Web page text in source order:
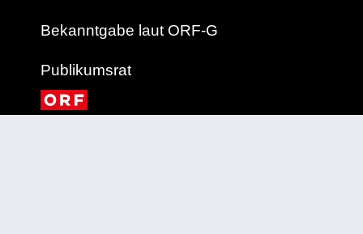
Bekanntgabe laut ORF-G
Publikumsrat